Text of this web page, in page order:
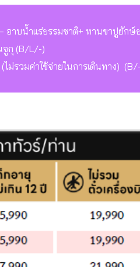
อาบน้ำแร่ธรรมชาติ+ ทานขาปูยัก
จูกุ (B/L/-)
ไม่รวมค่าใช้จ่ายในการเดินทาง)